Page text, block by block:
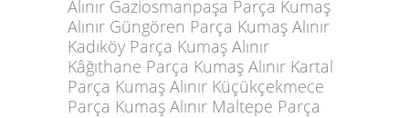
Alınır Gaziosmanpaşa Parça Kumaş
Alınır Güngören Parça Kumaş Alınır
Kadıköy Parça Kumaş Alınır
Kâğıthane Parça Kumaş Alınır Kartal
Parça Kumaş Alınır Küçükçekmece
Parça Kumaş Alınır Maltepe Parça